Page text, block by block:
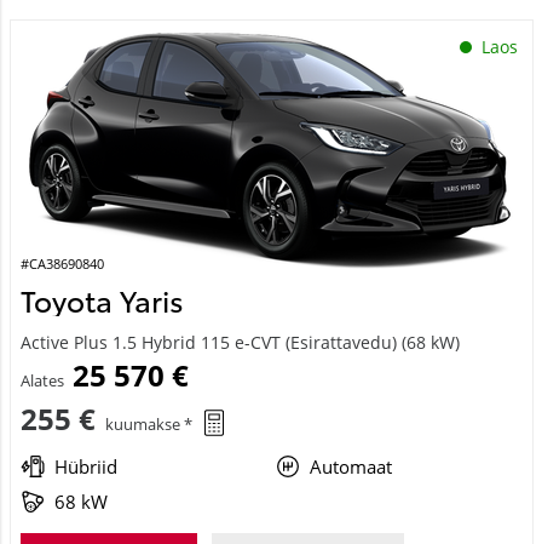
Laos
#CA38690840
Toyota Yaris
Active Plus 1.5 Hybrid 115 e-CVT (Esirattavedu) (68 kW)
Alates 25 570 €
255 € kuumakse *
Hübriid
Automaat
68 kW